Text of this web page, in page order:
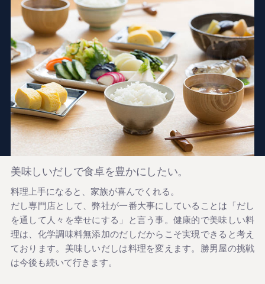
美味しいだしで食卓を豊かにしたい。
料理上手になると、家族が喜んでくれる。
だし専門店として、弊社が一番大事にしていることは「だし
を通して人々を幸せにする」と言う事。健康的で美味しい料
理は、化学調味料無添加のだしだからこそ実現できると考え
ております。美味しいだしは料理を変えます。勝男屋の挑戦
は今後も続いて行きます。